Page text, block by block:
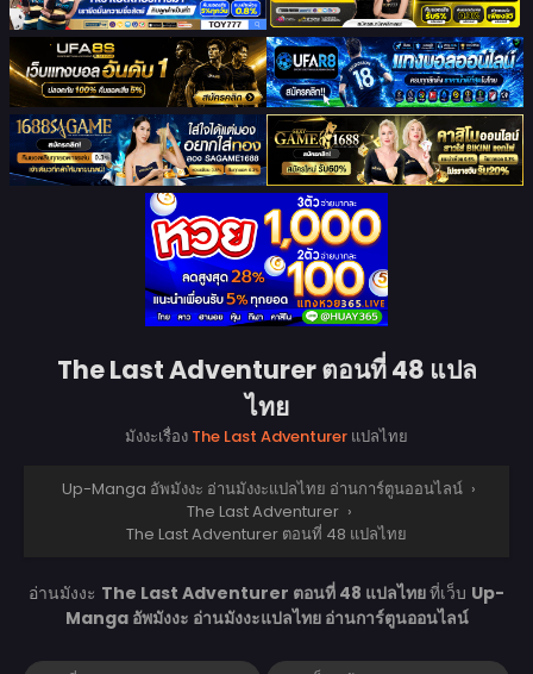
The Last Adventurer ตอนที่ 48 แปล
ไทย
มังงะเรื่อง The Last Adventurer แปลไทย
Up-Manga อัพมังงะ อ่านมังงะแปลไทย อ่านการ์ตูนออนไลน์ ›
The Last Adventurer ›
The Last Adventurer ตอนที่ 48 แปลไทย
อ่านมังงะ The Last Adventurer ตอนที่ 48 แปลไทยที่เว็บ Up-
Manga อัพมังงะ อ่านมังงะแปลไทย อ่านการ์ตูนออนไลน์